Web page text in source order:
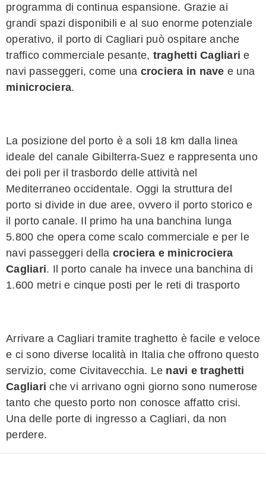
programma di continua espansione. Grazie ai
grandi spazi disponibili e al suo enorme potenziale
operativo, il porto di Cagliari può ospitare anche
traffico commerciale pesante, traghetti Cagliari e
navi passeggeri, come una crociera in nave e una
minicrociera.
La posizione del porto è a soli 18 km dalla linea
ideale del canale Gibilterra-Suez e rappresenta uno
dei poli per il trasbordo delle attività nel
Mediterraneo occidentale. Oggi la struttura del
porto si divide in due aree, ovvero il porto storico e
il porto canale. Il primo ha una banchina lunga
5.800 che opera come scalo commerciale e per le
navi passeggeri della crociera e minicrociera
Cagliari. Il porto canale ha invece una banchina di
1.600 metri e cinque posti per le reti di trasporto
Arrivare a Cagliari tramite traghetto è facile e veloce
e ci sono diverse località in Italia che offrono questo
servizio, come Civitavecchia. Le navi e traghetti
Cagliari che vi arrivano ogni giorno sono numerose
tanto che questo porto non conosce affatto crisi.
Una delle porte di ingresso a Cagliari, da non
perdere.